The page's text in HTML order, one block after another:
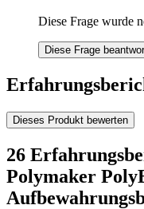
Diese Frage wurde
Diese Frage
Dieses Produkt bewerten
26
Polymaker